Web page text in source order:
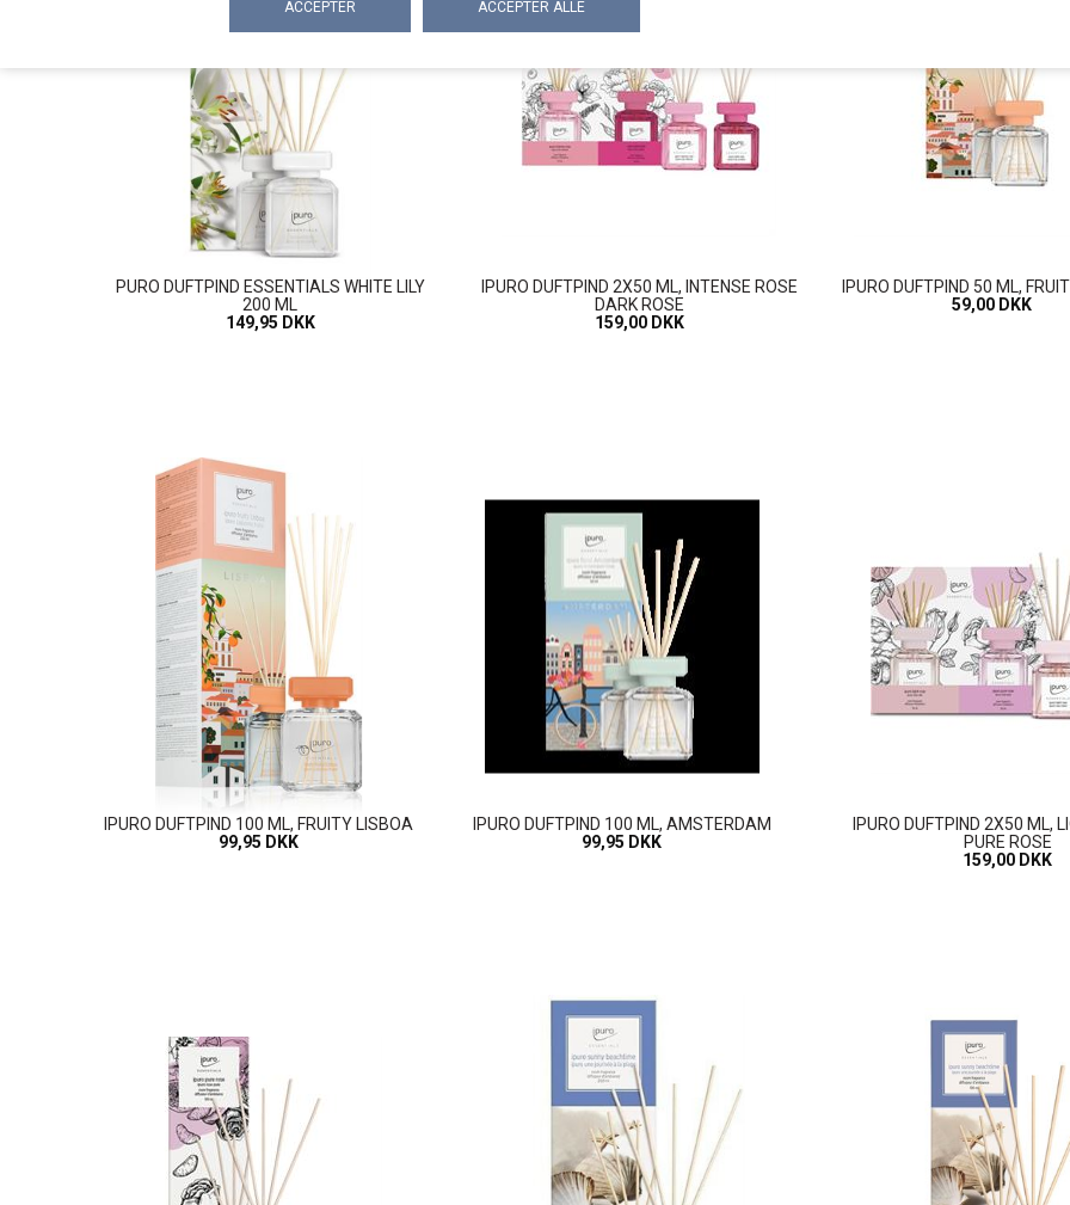
PURO DUFTPIND ESSENTIALS WHITE LILY
200 ML
149,95 DKK
IPURO DUFTPIND 2X50 ML, INTENSE ROSE
DARK ROSE
159,00 DKK
IPURO DUFTPIND 50 ML,
59,00 DKK
IPURO DUFTPIND 100 ML, FRUITY LISBOA
99,95 DKK
IPURO DUFTPIND 100 ML, AMSTERDAM
99,95 DKK
IPURO DUFTPIND 2X50 ML,
PURE ROSE
159,00 DKK